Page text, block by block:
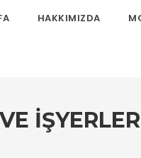
Ekonomik HiLook
HAKKIMIZDA